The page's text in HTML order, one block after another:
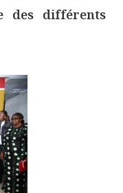
des différents